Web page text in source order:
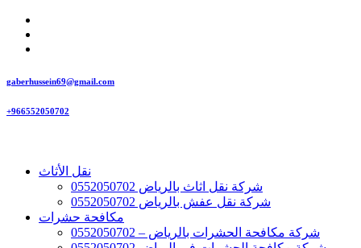
gaberhussein69@gmail.com
+966552050702
نقل الأثاث
شركة نقل اثاث بالرياض 0552050702
شركة نقل عفش بالرياض 0552050702
مكافحة حشرات
شركة مكافحة الحشرات بالرياض – 0552050702